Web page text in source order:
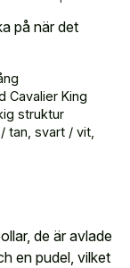
på när det
Cavalier King
struktur
tan, svart / vit,
de är avlade
en pudel, vilket